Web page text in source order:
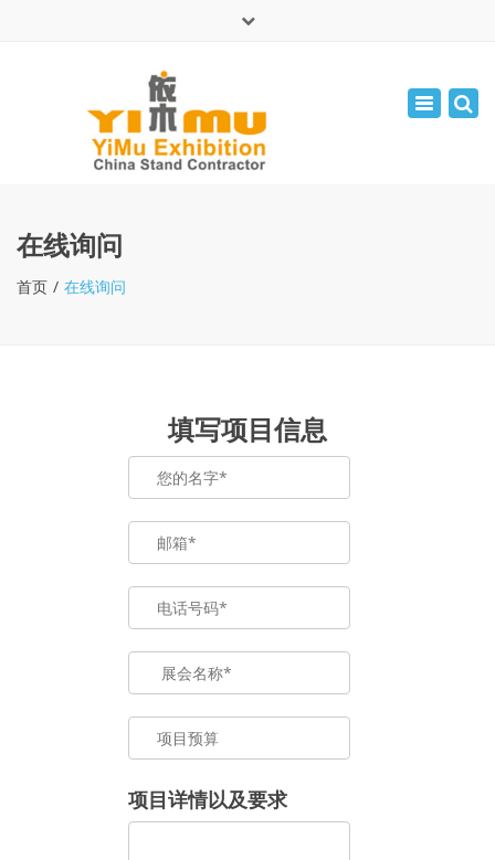
周一 - 周五: 9:00 - 17:30
leolin05131
Toggle
在线询问
首页 在线询问
填写项目信息
项目详情以及要求